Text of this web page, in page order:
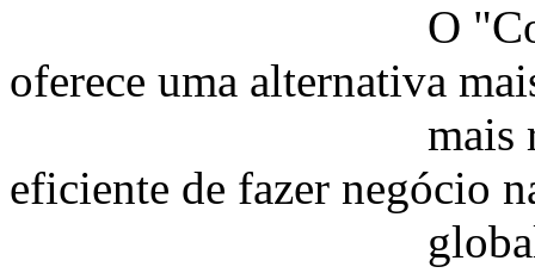
O "Comércio
oferece uma alternativa
mais rápida,
eficiente de fazer negócio
global da